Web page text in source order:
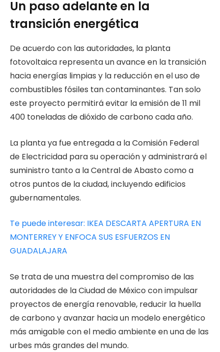
Un paso adelante en la
transición energética
De acuerdo con las autoridades, la planta
fotovoltaica representa un avance en la transición
hacia energías limpias y la reducción en el uso de
combustibles fósiles tan contaminantes. Tan solo
este proyecto permitirá evitar la emisión de 11 mil
400 toneladas de dióxido de carbono cada año.
La planta ya fue entregada a la Comisión Federal
de Electricidad para su operación y administrará el
suministro tanto a la Central de Abasto como a
otros puntos de la ciudad, incluyendo edificios
gubernamentales.
Te puede interesar: IKEA DESCARTA APERTURA EN
MONTERREY Y ENFOCA SUS ESFUERZOS EN
GUADALAJARA
Se trata de una muestra del compromiso de las
autoridades de la Ciudad de México con impulsar
proyectos de energía renovable, reducir la huella
de carbono y avanzar hacia un modelo energético
más amigable con el medio ambiente en una de las
urbes más grandes del mundo.